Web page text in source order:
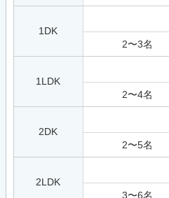
1DK
2〜3名
1LDK
2〜4名
2DK
2〜5名
2LDK
3〜6名